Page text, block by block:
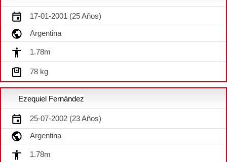
17-01-2001 (25 Años)
Argentina
1.78m
78 kg
Ezequiel Fernández
25-07-2002 (23 Años)
Argentina
1.78m